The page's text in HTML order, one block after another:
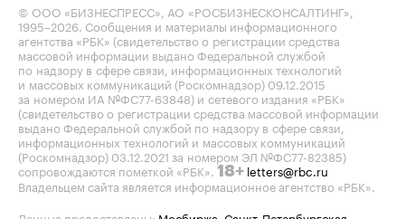
© ООО «БИЗНЕСПРЕСС», АО «РОСБИЗНЕСКОНСАЛТИНГ»,
1995–2026 . Сообщения и материалы информационного
агентства «РБК» (свидетельство о регистрации средства
массовой информации выдано Федеральной службой
по надзору в сфере связи, информационных технологий
и массовых коммуникаций (Роскомнадзор) 09.12.2015
за номером ИА №ФС77-63848) и сетевого издания «РБК»
(свидетельство о регистрации средства массовой информации
выдано Федеральной службой по надзору в сфере связи,
информационных технологий и массовых коммуникаций
(Роскомнадзор) 03.12.2021 за номером ЭЛ №ФС77-82385)
сопровождаются пометкой «РБК». 18+ letters@rbc.ru
Владельцем сайта является информационное агентство «РБК».